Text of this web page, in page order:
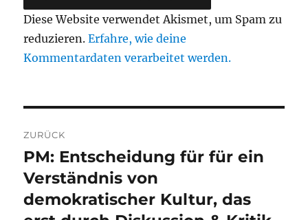
Diese Website verwendet Akismet, um Spam zu
reduzieren.Erfahre, wie deine
Kommentardaten verarbeitet werden.
ZURÜCK
Vorheriger
Beitrag:
PM: Entscheidung für für ein
Verständnis von
demokratischer Kultur, das